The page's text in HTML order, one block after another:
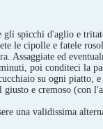
spicchi d'aglio e
le cipolle e fatele
Assaggiate ed
poi conditeci la
su ogni piatto,
e cremoso (con
una validissima